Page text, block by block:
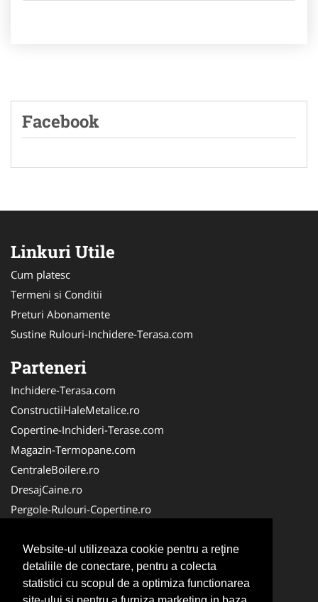
Website-ul utilizeaza cookie pentru a reţine
detaliile de conectare, pentru a colecta
statistici cu scopul de a optimiza functionarea
Facebook
Linkuri Utile
Cum platesc
Termeni si Conditii
Preturi Abonamente
Sustine Rulouri-Inchidere-Terasa.com
Parteneri
Inchidere-Terasa.com
ConstructiiHaleMetalice.ro
Copertine-Inchideri-Terase.com
Magazin-Termopane.com
CentraleBoilere.ro
DresajCaine.ro
Pergole-Rulouri-Copertine.ro
Alpinist-Utilitar.com
CuratenieSpatiiComerciale.ro
FirmaTractariAuto.ro